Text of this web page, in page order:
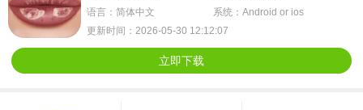
语言：简体中文
系统：Android or ios
更新时间：2026-05-30 12:12:07
立即下载